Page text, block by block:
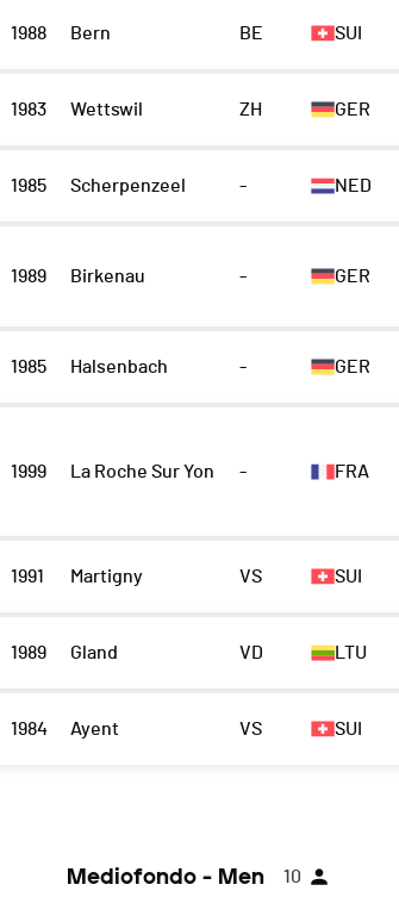
1988 Bern BE SUI
1983 Wettswil ZH GER
1985 Scherpenzeel - NED
1989 Birkenau - GER
1985 Halsenbach - GER
1999 La Roche Sur Yon - FRA
1991 Martigny VS SUI
1989 Gland VD LTU
1984 Ayent VS SUI
Mediofondo - Men 10